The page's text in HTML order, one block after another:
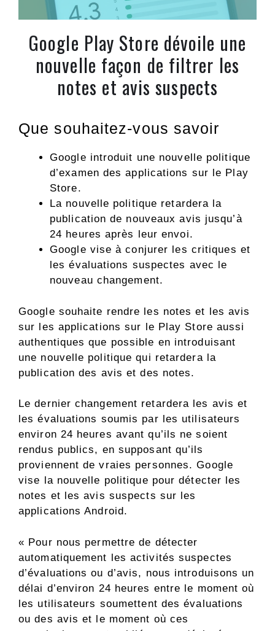
Google Play Store dévoile une
nouvelle façon de filtrer les
notes et avis suspects
Que souhaitez-vous savoir
Google introduit une nouvelle politique
d’examen des applications sur le Play
Store.
La nouvelle politique retardera la
publication de nouveaux avis jusqu’à
24 heures après leur envoi.
Google vise à conjurer les critiques et
les évaluations suspectes avec le
nouveau changement.
Google souhaite rendre les notes et les avis
sur les applications sur le Play Store aussi
authentiques que possible en introduisant
une nouvelle politique qui retardera la
publication des avis et des notes.
Le dernier changement retardera les avis et
les évaluations soumis par les utilisateurs
environ 24 heures avant qu’ils ne soient
rendus publics, en supposant qu’ils
proviennent de vraies personnes. Google
vise la nouvelle politique pour détecter les
notes et les avis suspects sur les
applications Android.
« Pour nous permettre de détecter
automatiquement les activités suspectes
d’évaluations ou d’avis, nous introduisons un
délai d’environ 24 heures entre le moment où
les utilisateurs soumettent des évaluations
ou des avis et le moment où ces